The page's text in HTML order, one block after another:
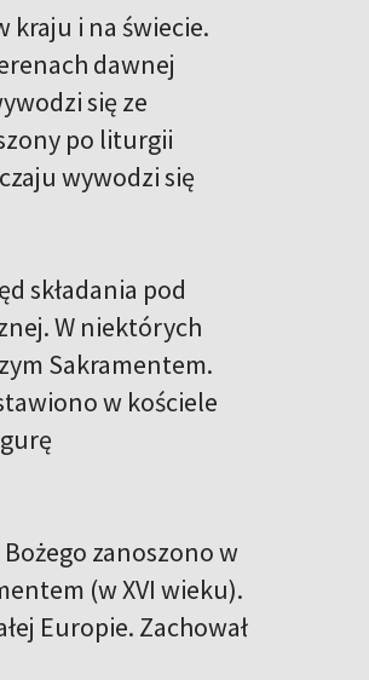
kraju i na świecie.
dawnej
się ze
po liturgii
wywodzi się
składania pod
W niektórych
Sakramentem.
w kościele
zanoszono w
(w XVI wieku).
Europie. Zachował